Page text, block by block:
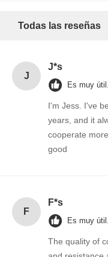
Condensador de
Inductor de alta
transistor de
Diodo de
Todas las reseñas
J
J*s
Es muy
I'm Jess. I've
years, and it
cooperate
good
F
F*s
Es muy
The quality of